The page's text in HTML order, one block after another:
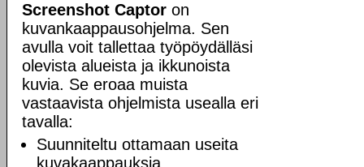
Screenshot Captor on
kuvankaappausohjelma. Sen
avulla voit tallettaa työpöydälläsi
olevista alueista ja ikkunoista
kuvia. Se eroaa muista
vastaavista ohjelmista usealla eri
tavalla:
Suunniteltu ottamaan useita
kuvakaappauksia